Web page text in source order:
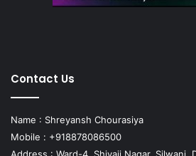
Contact Us
Name : Shreyansh Chourasiya
Mobile : +918878086500